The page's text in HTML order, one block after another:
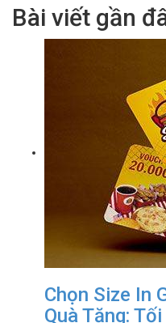
Bài viết gần
Chọn Size In
Quà Tặng: